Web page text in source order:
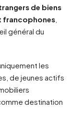
de biens
francophones
général du
les
de jeunes actifs
destination